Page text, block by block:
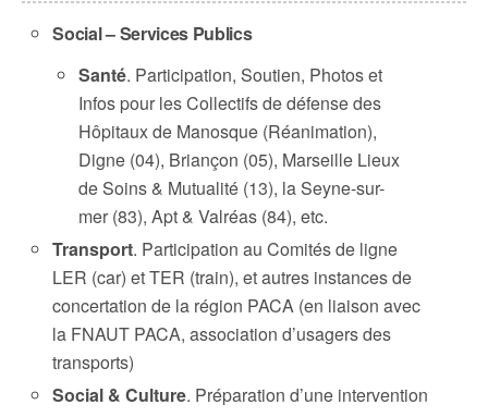
Social – Services Publics
Santé. Participation, Soutien, Photos et
Infos pour les Collectifs de défense des
Hôpitaux de Manosque (Réanimation),
Digne (04), Briançon (05), Marseille Lieux
de Soins & Mutualité (13), la Seyne-sur-
mer (83), Apt & Valréas (84), etc.
Transport. Participation au Comités de ligne
LER (car) et TER (train), et autres instances de
concertation de la région PACA (en liaison avec
la FNAUT PACA, association d’usagers des
transports)
Social & Culture. Préparation d’une intervention